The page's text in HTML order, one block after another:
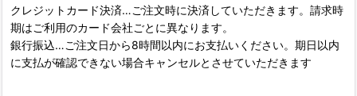
クレジットカード決済…ご注文時に決済していただきます。請求時
期はご利用のカード会社ごとに異なります。
銀行振込…ご注文日から8時間以内にお支払いください。期日以内
に支払が確認できない場合キャンセルとさせていただきます